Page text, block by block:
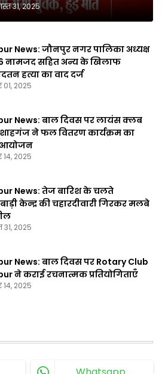
31, 2025
News: जौनपुर नगर पालिका अध्यक्ष
नामजद सहित अन्य के खिलाफ
हत्या का वाद दर्ज
01, 2025
News: बाल दिवस पर लायंस क्लब
ने फल वितरण कार्यक्रम का
आयोजन
14, 2025
News: तेज बारिश के चलते
केन्द्र की चहारदीवारी गिरकर मलबे
31, 2025
News: बाल दिवस पर Rotary Club
ने कराई रचनात्मक प्रतियोगिताएँ
14, 2025